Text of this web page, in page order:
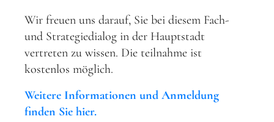
Wir freuen uns darauf, Sie bei diesem Fach-
und Strategiedialog in der Hauptstadt
vertreten zu wissen. Die teilnahme ist
kostenlos möglich.
Weitere Informationen und Anmeldung
finden Sie hier.